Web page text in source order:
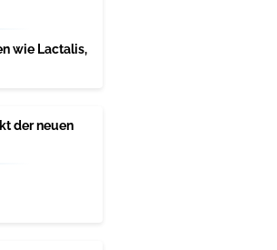
wie Lactalis,
der neuen